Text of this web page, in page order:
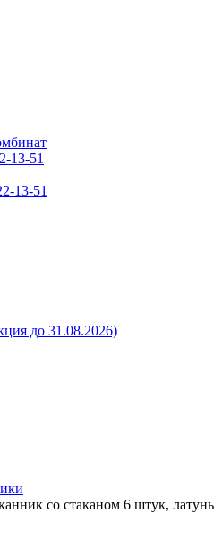
13-51
13-51
до 31.08.2026)
со стаканом 6 штук, латунь